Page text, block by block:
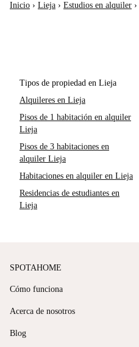
Inicio › Lieja › Estudios en alquiler ›
Tipos de propiedad en Lieja
Alquileres en Lieja
Pisos de 1 habitación en alquiler
Lieja
Pisos de 3 habitaciones en
alquiler Lieja
Habitaciones en alquiler en Lieja
Residencias de estudiantes en
Lieja
SPOTAHOME
Cómo funciona
Acerca de nosotros
Blog